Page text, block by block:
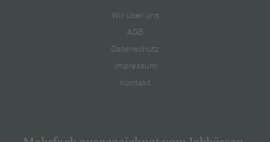
Wir über uns
AGB
Datenschutz
Impressum
Kontakt